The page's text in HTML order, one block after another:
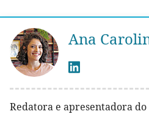
Ana
Redatora e apresentadora do